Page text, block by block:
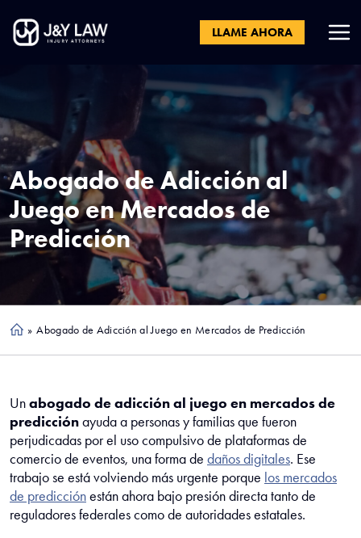
LLAME AHORA
Abogado de Adicción al
Juego en Mercados de
Predicción
Ho » Abogado de Adicción al Juego en Mercados de Predicción
Unabogado de adicción al juego en mercados de
predicciónayuda a personas y familias que fueron
perjudicadas por el uso compulsivo de plataformas de
comercio de eventos, una forma de daños digitales. Ese
trabajo se está volviendo más urgente porque los mercados
de predicciónestán ahora bajo presión directa tanto de
reguladores federales como de autoridades estatales.